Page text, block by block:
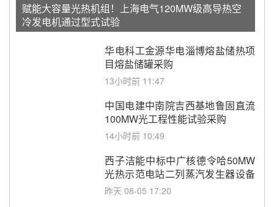
赋能大容量光热机组！上海电气120MW级高导热空
冷发电机通过型式试验
华电科工金源华电淄博熔盐储热项
目熔盐储罐采购
13小时前 11:47
中国电建中南院吉西基地鲁固直流
100MW光工程性能试验采购
14小时前 10:49
西子洁能中标中广核德令哈50MW
光热示范电站二列蒸汽发生器设备
采购
昨天 08-05 17:20